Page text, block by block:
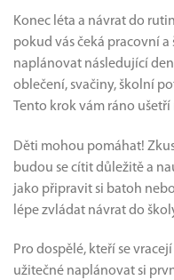
Konec léta a návrat do
pokud vás čeká pracovní a
naplánovat následující
oblečení, svačiny, školní
Tento krok vám ráno ušetří
Děti mohou pomáhat!
budou se cítit důležitě a
jako připravit si batoh
lépe zvládat návrat do
Pro dospělé, kteří se
užitečné naplánovat si